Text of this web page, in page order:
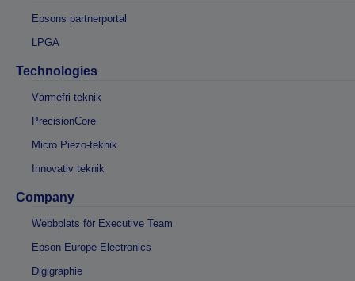
Epsons partnerportal
LPGA
Technologies
Värmefri teknik
PrecisionCore
Micro Piezo-teknik
Innovativ teknik
Company
Webbplats för Executive Team
Epson Europe Electronics
Digigraphie